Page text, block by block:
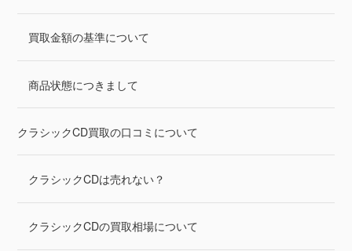
買取金額の基準について
商品状態につきまして
クラシックCD買取の口コミについて
クラシックCDは売れない？
クラシックCDの買取相場について